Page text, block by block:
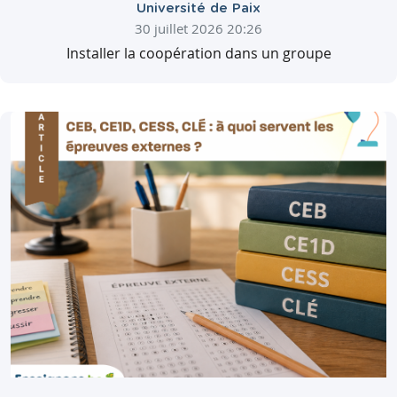
Université de Paix
30 juillet 2026 20:26
Installer la coopération dans un groupe